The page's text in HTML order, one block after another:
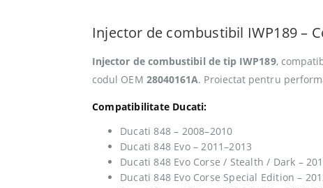
Injector de combustibil IWP189 –
Injector de combustibil de tip IWP189,
codul OEM 28040161A. Proiectat pentru
Compatibilitate Ducati:
Ducati 848 – 2008–2010
Ducati 848 Evo – 2011–2013
Ducati 848 Evo Corse / Stealth / Dark –
Ducati 848 Evo Corse Special Edition –